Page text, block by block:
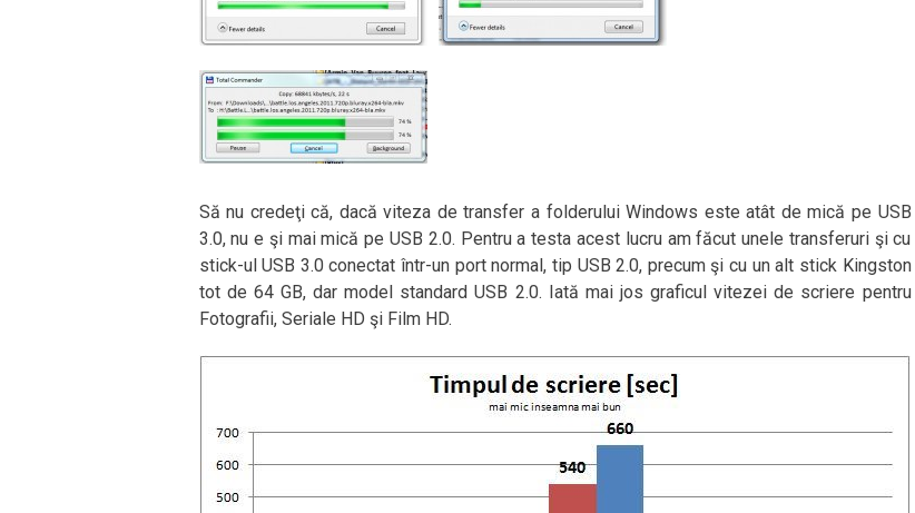
Să nu credeţi că, dacă viteza de transfer a folderului Windows este atât de mică pe USB
3.0, nu e şi mai mică pe USB 2.0. Pentru a testa acest lucru am făcut unele transferuri şi cu
stick-ul USB 3.0 conectat într-un port normal, tip USB 2.0, precum şi cu un alt stick Kingston
tot de 64 GB, dar model standard USB 2.0. Iată mai jos graficul vitezei de scriere pentru
Fotografii, Seriale HD şi Film HD.